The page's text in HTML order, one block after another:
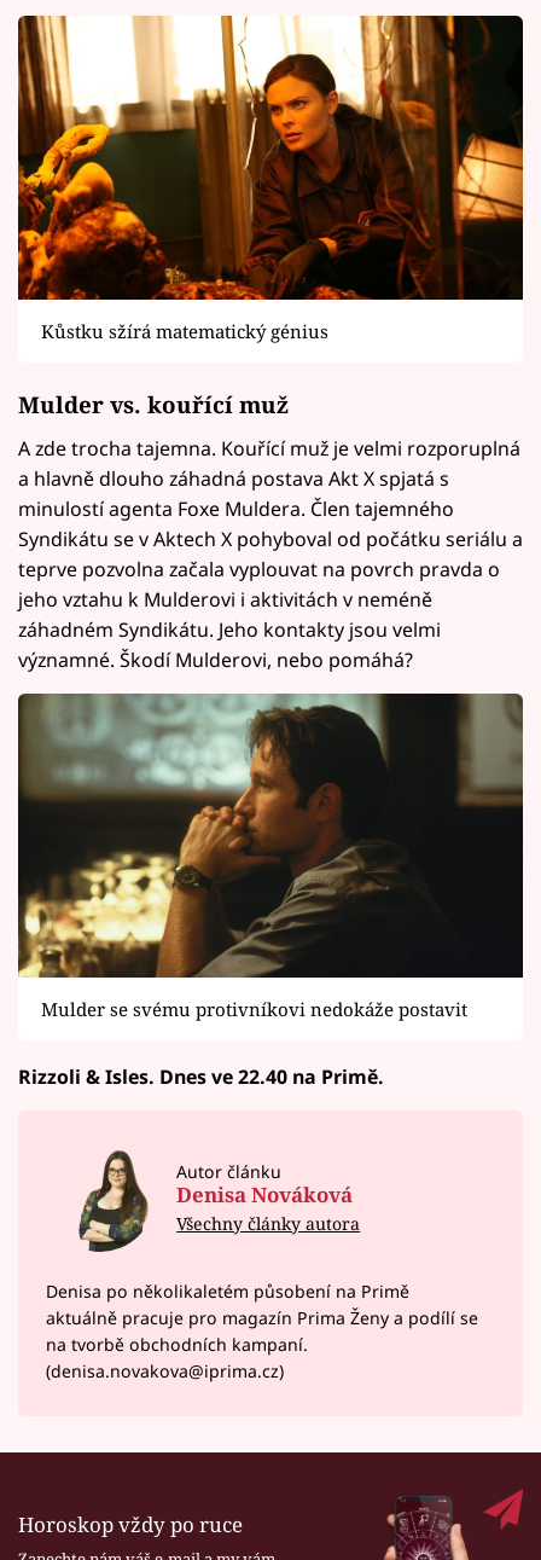
Kůstku sžírá matematický génius
Mulder vs. kouřící muž
A zde trocha tajemna. Kouřící muž je velmi rozporuplná
a hlavně dlouho záhadná postava Akt X spjatá s
minulostí agenta Foxe Muldera. Člen tajemného
Syndikátu se v Aktech X pohyboval od počátku seriálu a
teprve pozvolna začala vyplouvat na povrch pravda o
jeho vztahu k Mulderovi i aktivitách v neméně
záhadném Syndikátu. Jeho kontakty jsou velmi
významné. Škodí Mulderovi, nebo pomáhá?
Mulder se svému protivníkovi nedokáže postavit
Rizzoli & Isles. Dnes ve 22.40 na Primě.
Autor článku
Denisa Nováková
Všechny články autora
Denisa po několikaletém působení na Primě
aktuálně pracuje pro magazín Prima Ženy a podílí se
na tvorbě obchodních kampaní.
(denisa.novakova@iprima.cz)
Horoskop vždy po ruce